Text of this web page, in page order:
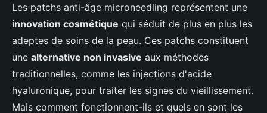
Les patchs anti-âge microneedling représentent une
innovation cosmétique qui séduit de plus en plus les
adeptes de soins de la peau. Ces patchs constituent
une alternative non invasive aux méthodes
traditionnelles, comme les injections d'acide
hyaluronique, pour traiter les signes du vieillissement.
Mais comment fonctionnent-ils et quels en sont les